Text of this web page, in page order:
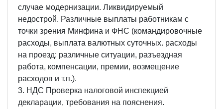
случае модернизации. Ликвидируемый
недострой. Различные выплаты работникам с
точки зрения Минфина и ФНС (командировочные
расходы, выплата валютных суточных. расходы
на проезд: различные ситуации, разъездная
работа, компенсации, премии, возмещение
расходов и т.п.).
3. НДС Проверка налоговой инспекцией
декларации, требования на пояснения.